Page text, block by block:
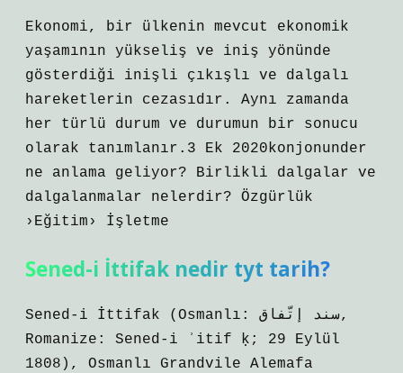
Ekonomi, bir ülkenin mevcut ekonomik
yaşamının yükseliş ve iniş yönünde
gösterdiği inişli çıkışlı ve dalgalı
hareketlerin cezasıdır. Aynı zamanda
her türlü durum ve durumun bir sonucu
olarak tanımlanır.3 Ek 2020konjonunder
ne anlama geliyor? Birlikli dalgalar ve
dalgalanmalar nelerdir? Özgürlük
›Eğitim› İşletme
Sened-i İttifak nedir tyt tarih?
Sened-i İttifak (Osmanlı: سند إتّفاق,
Romanize: Sened-i ʾitif ḳ; 29 Eylül
1808), Osmanlı Grandvile Alemafa